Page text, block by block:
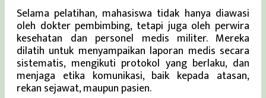
Selama pelatihan, mahasiswa tidak hanya diawasi
oleh dokter pembimbing, tetapi juga oleh perwira
kesehatan dan personel medis militer. Mereka
dilatih untuk menyampaikan laporan medis secara
sistematis, mengikuti protokol yang berlaku, dan
menjaga etika komunikasi, baik kepada atasan,
rekan sejawat, maupun pasien.